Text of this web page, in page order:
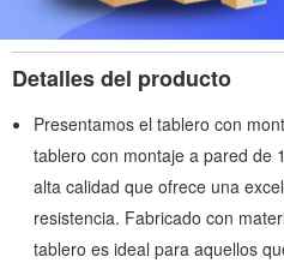
Detalles del producto
Presentamos el tablero con
tablero con montaje a pared de
alta calidad que ofrece una
resistencia. Fabricado con
tablero es ideal para aquellos